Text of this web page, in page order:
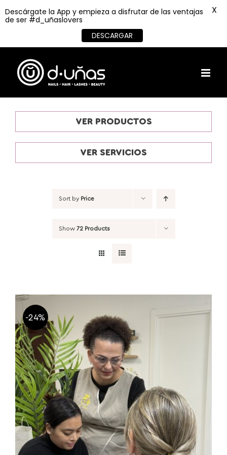
content
VER PRODUCTOS
VER SERVICIOS
Sort by Price
Show 72 Products
-24%
Descárgate la App y empieza a disfrutar de las ventajas
de ser #d_uñaslovers
DESCARGAR
X